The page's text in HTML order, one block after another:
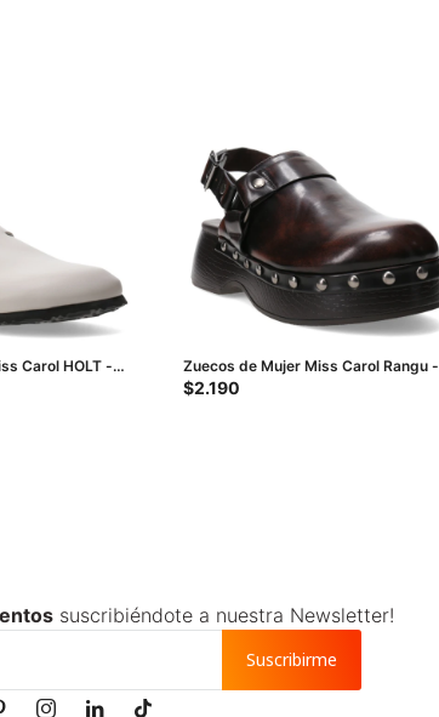
Carol HOLT -
Zuecos de Mujer Miss Carol Rangu -
Marrón Oscuro
$2.190
suscribiéndote a nuestra Newsletter!
Suscribirme
  